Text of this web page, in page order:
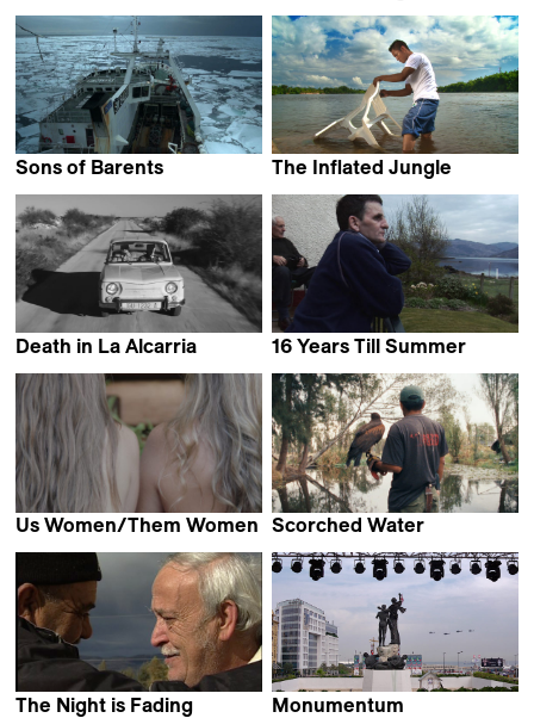
Sons of Barents
The Inflated Jungle
Death in La Alcarria
16 Years Till Summer
Us Women/Them Women
Scorched Water
The Night is Fading
Monumentum